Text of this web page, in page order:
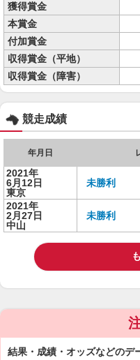
獲得賞金
本賞金
付加賞金
収得賞金（平地）
収得賞金（障害）
競走成績
年月日
2021年
6月12日
東京
未勝利
2021年
2月27日
中山
未勝利
結果・成績・オッズなどのデ